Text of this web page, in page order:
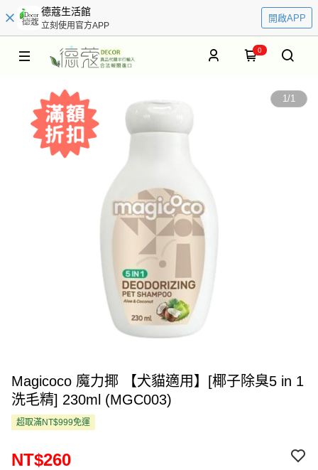
德蔻生活館
立刻使用官方APP
開啟APP
0
1/1
Magicoco 魔力揶 【犬貓適用】[椰子除臭5 in 1
洗毛精] 230ml (MGC003)
超取滿NT$999免運
NT$260